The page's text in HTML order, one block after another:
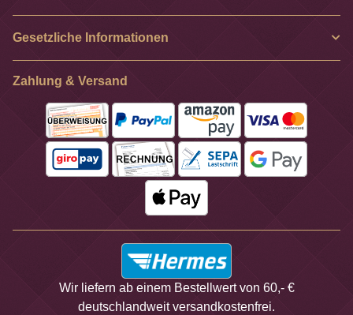
Gesetzliche Informationen
Zahlung & Versand
Wir liefern ab einem Bestellwert von 60,- €
deutschlandweit versandkostenfrei.